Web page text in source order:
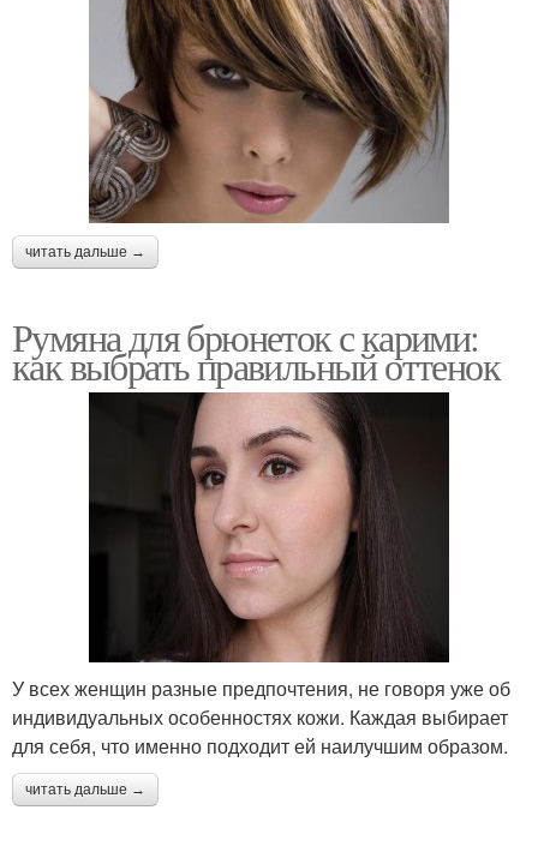
читать дальше →
Румяна для брюнеток с карими:
как выбрать правильный оттенок
У всех женщин разные предпочтения, не говоря уже об
индивидуальных особенностях кожи. Каждая выбирает
для себя, что именно подходит ей наилучшим образом.
читать дальше →